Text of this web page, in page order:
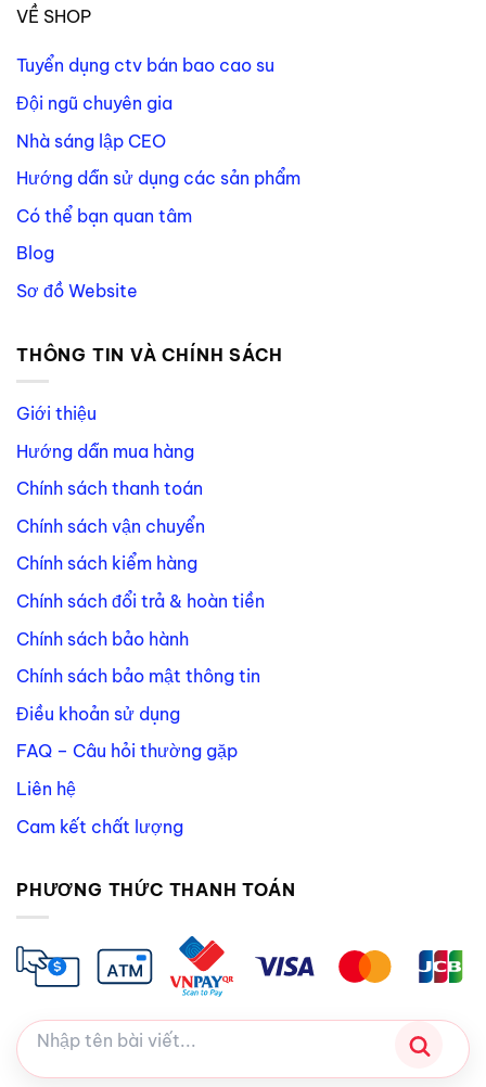
VỀ SHOP
Tuyển dụng ctv bán bao cao su
Đội ngũ chuyên gia
Nhà sáng lập CEO
Hướng dẫn sử dụng các sản phẩm
Có thể bạn quan tâm
Blog
Sơ đồ Website
THÔNG TIN VÀ CHÍNH SÁCH
Giới thiệu
Hướng dẫn mua hàng
Chính sách thanh toán
Chính sách vận chuyển
Chính sách kiểm hàng
Chính sách đổi trả & hoàn tiền
Chính sách bảo hành
Chính sách bảo mật thông tin
Điều khoản sử dụng
FAQ – Câu hỏi thường gặp
Liên hệ
Cam kết chất lượng
PHƯƠNG THỨC THANH TOÁN